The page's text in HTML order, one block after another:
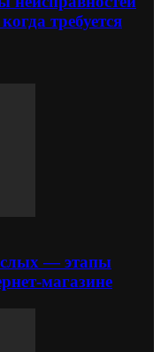
требуется
— этапы
магазине